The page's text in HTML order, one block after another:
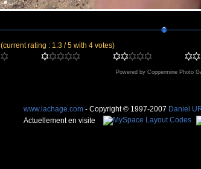
(current rating : 1.3 / 5 with 4 votes)
Powered by Coppermine Photo
www.lachage.com - Copyright © 1997-2007 Daniel
Actuellement en visite